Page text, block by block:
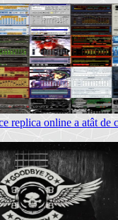
replica online a atât de